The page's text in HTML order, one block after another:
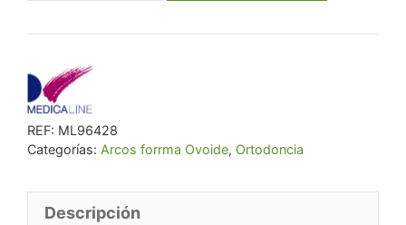
Niti
cantidad
REF: ML96428
Categorías: Arcos forrma Ovoide, Ortodoncia
Descripción